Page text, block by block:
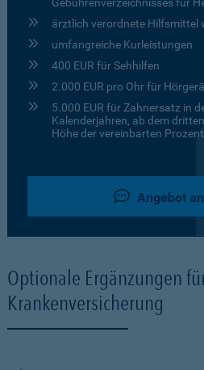
ärztlich verordnete Hilfsmittel
umfangreiche Kurleistungen
400 EUR für Sehhilfen
2.000 EUR pro Ohr für
5.000 EUR für Zahnersatz in
Kalenderjahren, ab dem
Höhe der vereinbarten
Angebot
Optionale Ergänzungen
Krankenversicherung